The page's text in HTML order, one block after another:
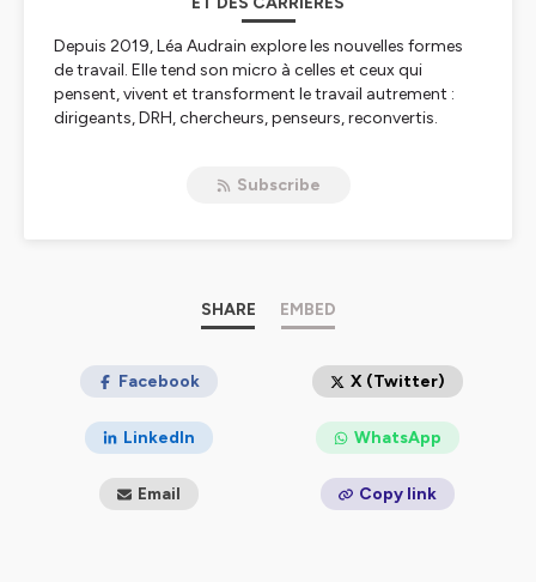
Depuis 2019, Léa Audrain explore les nouvelles formes
de travail. Elle tend son micro à celles et ceux qui
pensent, vivent et transforment le travail autrement :
dirigeants, DRH, chercheurs, penseurs, reconvertis.
Un podcast pour mieux comprendre le travail
Théophane Bertuit
Hébergé par Ausha. Visitez
ausha.co/politique-de-
confidentialitepour plus d'informations.
Subscribe
SHARE EMBED
Facebook X (Twitter)
LinkedIn WhatsApp
Email Copy link